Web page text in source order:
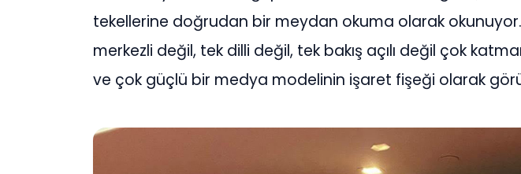
tekellerine doğrudan bir meydan okuma olarak
merkezli değil, tek dilli değil, tek bakış açılı değil çok
ve çok güçlü bir medya modelinin işaret fişeği olarak